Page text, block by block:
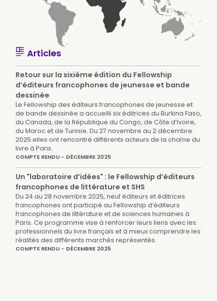
Articles
Retour sur la sixième édition du Fellowship
d’éditeurs francophones de jeunesse et bande
dessinée
Le Fellowship des éditeurs francophones de jeunesse et
de bande dessinée a accueilli six éditrices du Burkina Faso,
du Canada, de la République du Congo, de Côte d’Ivoire,
du Maroc et de Tunisie. Du 27 novembre au 2 décembre
2025 elles ont rencontré différents acteurs de la chaîne du
livre à Paris.
COMPTE RENDU - DÉCEMBRE 2025
Un "laboratoire d’idées" : le Fellowship d’éditeurs
francophones de littérature et SHS
Du 24 au 28 novembre 2025, neuf éditeurs et éditrices
francophones ont participé au Fellowship d’éditeurs
francophones de littérature et de sciences humaines à
Paris. Ce programme vise à renforcer leurs liens avec les
professionnels du livre français et à mieux comprendre les
réalités des différents marchés représentés.
COMPTE RENDU - DÉCEMBRE 2025